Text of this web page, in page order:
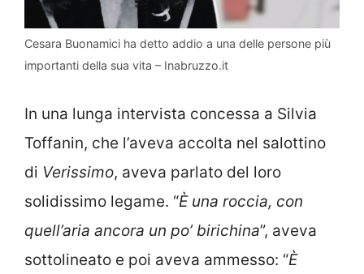
Cesara Buonamici ha detto addio a una delle persone più
importanti della sua vita – Inabruzzo.it
In una lunga intervista concessa a Silvia
Toffanin, che l’aveva accolta nel salottino
di Verissimo, aveva parlato del loro
solidissimo legame. “È una roccia, con
quell’aria ancora un po’ birichina”, aveva
sottolineato e poi aveva ammesso: “È